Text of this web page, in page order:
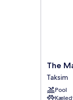
The
Taksim
Taksim
The
Taksim
Pool